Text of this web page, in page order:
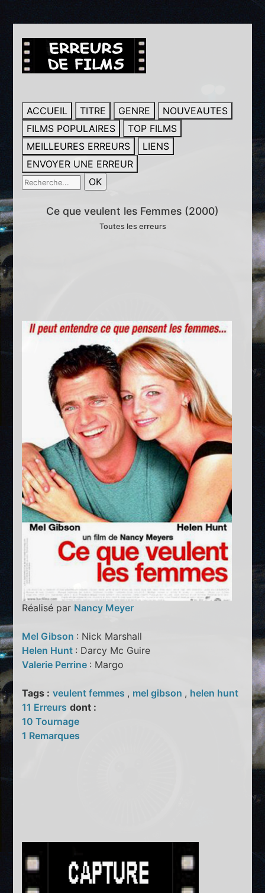
ACCUEIL TITRE GENRE
NOUVEAUTES
FILMS POPULAIRES
TOP FILMS
MEILLEURES ERREURS
LIENS
ENVOYER UNE ERREUR
Ce que veulent les Femmes (2000)
Toutes les erreurs
Réalisé par Nancy Meyer
Mel Gibson : Nick Marshall
Helen Hunt : Darcy Mc Guire
Valerie Perrine : Margo
Tags : veulent femmes , mel gibson , helen hunt
11 Erreurs dont :
10 Tournage
1 Remarques